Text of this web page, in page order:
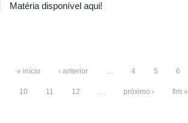
Matéria disponível aqui!
« início ‹ anterior … 4 5 6
10 11 12 … próximo › fim »